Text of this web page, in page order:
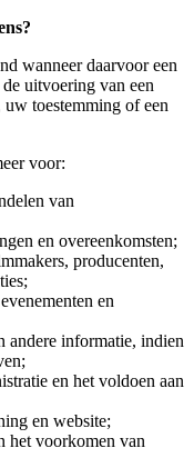
wanneer daarvoor een
uitvoering van een
toestemming of een
voor:
van
en overeenkomsten;
producenten,
en
andere informatie, indien
en het voldoen aan
en website;
het voorkomen van